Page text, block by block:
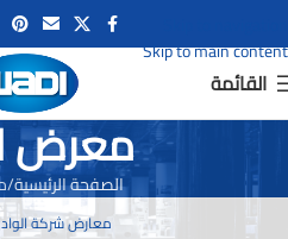
Skip to main content
القائمة
معرض
الصفحة الرئيسية
معارض شركة